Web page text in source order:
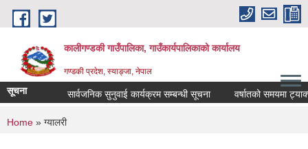
Skip to main content
कालीगण्डकी गाउँपालिका, गाउँकार्यपालिकाको कार्यालय
गण्डकी प्रदेश, स्याङ्जा, नेपाल
सूचना सार्वजनिक सुनुवाई कार्यक्रम सम्बन्धी सूचना वर्षातको समयमा
You are here
Home » ग्यालरी